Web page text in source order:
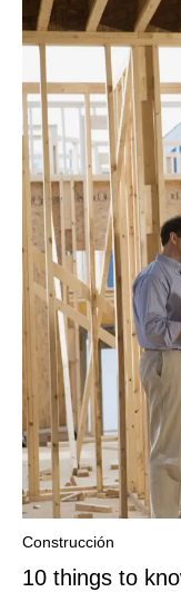
Construcción
10 things to